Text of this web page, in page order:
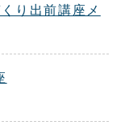
り出前講座メ